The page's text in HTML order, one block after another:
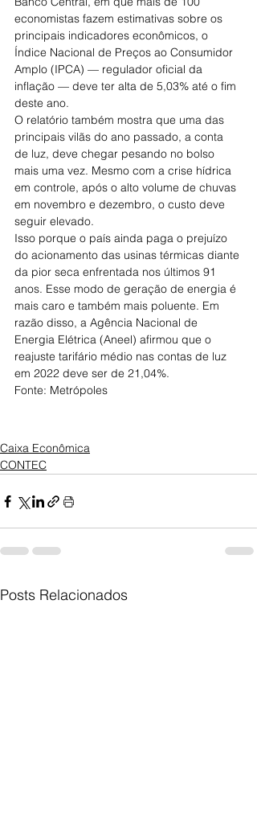
economistas fazem estimativas sobre os
principais indicadores econômicos, o
Índice Nacional de Preços ao Consumidor
Amplo (IPCA) — regulador oficial da
inflação — deve ter alta de 5,03% até o fim
deste ano.
O relatório também mostra que uma das
principais vilãs do ano passado, a conta
de luz, deve chegar pesando no bolso
mais uma vez. Mesmo com a crise hídrica
em controle, após o alto volume de chuvas
em novembro e dezembro, o custo deve
seguir elevado.
Isso porque o país ainda paga o prejuízo
do acionamento das usinas térmicas diante
da pior seca enfrentada nos últimos 91
anos. Esse modo de geração de energia é
mais caro e também mais poluente. Em
razão disso, a Agência Nacional de
Energia Elétrica (Aneel) afirmou que o
reajuste tarifário médio nas contas de luz
em 2022 deve ser de 21,04%.
Fonte: Metrópoles
Caixa Econômica
CONTEC
Posts Relacionados